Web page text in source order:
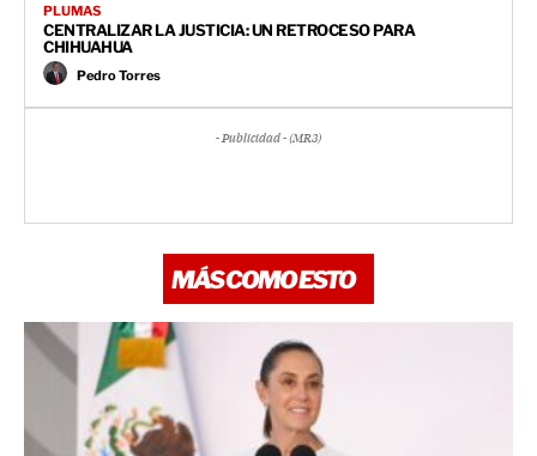
PLUMAS
CENTRALIZAR LA JUSTICIA: UN RETROCESO PARA
CHIHUAHUA
Pedro Torres
- Publicidad - (MR3)
MÁS COMO ESTO